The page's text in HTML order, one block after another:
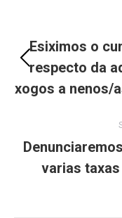
Esiximos o
respecto da
xogos a nenos/
varias